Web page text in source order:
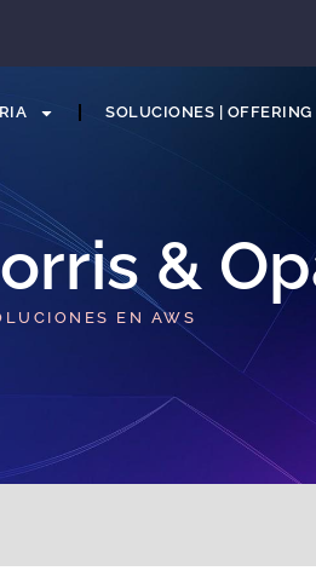
SOLUCIONES | OFFERING
&
EN AWS​